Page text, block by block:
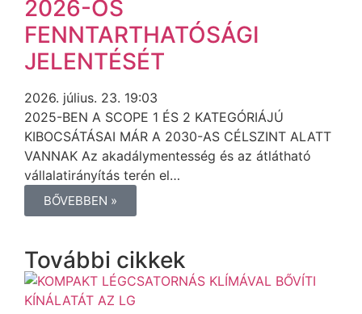
2026-OS
FENNTARTHATÓSÁGI
JELENTÉSÉT
2026. július. 23. 19:03
2025-BEN A SCOPE 1 ÉS 2 KATEGÓRIÁJÚ
KIBOCSÁTÁSAI MÁR A 2030-AS CÉLSZINT ALATT
VANNAK Az akadálymentesség és az átlátható
vállalatirányítás terén el…
BŐVEBBEN »
További cikkek